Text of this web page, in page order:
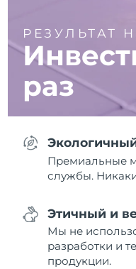
РЕЗУЛЬТАТ
раз
Премиальные
службы.
Этичный и
Мы не
разработки и
продукции.